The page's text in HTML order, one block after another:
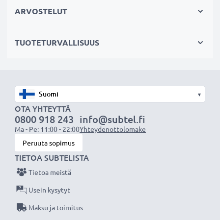
laturi tukee akun hellävaraista latausta ja pitkäikäistä
oikein tupakansytyttimeen
✔ Pienikokoinen: sopii erinomaisesti autoon
Tekniset tiedot:
Tuotemerkki: subtel autolaturi
Tulo / Input:12V / 24V
Liitäntä 1:Mini USB
Lähtöjännite / Output Volttia:
Teho / Power Watt:
ARVOSTELUT
TUOTETURVALLISUUS
▾
OTA YHTEYTTÄ
0800 918 243
Ma - Pe: 11:00 - 22:00
info@subtel.fi
Yhteydenottolomake
Peruuta sopimus
TIETOA SUBTELISTA
Tietoa meistä
Usein kysytyt
Maksu ja toimitus